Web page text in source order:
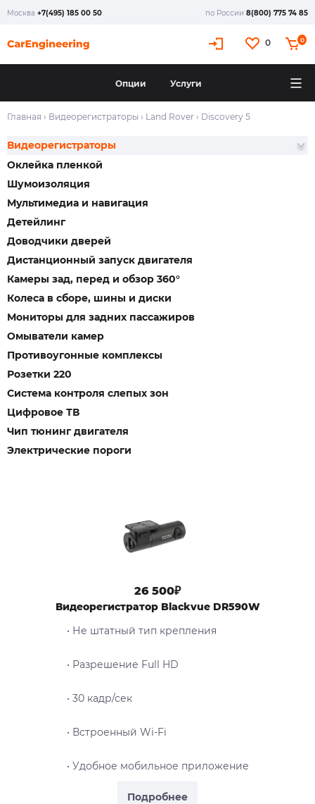
Москва +7(495) 185 00 50 по России 8(800) 775 74 85
0 0
Опции Услуги
Главная › Видеорегистраторы › Land Rover › Discovery 5
Оклейка пленкой
Шумоизоляция
Мультимедиа и навигация
Детейлинг
Доводчики дверей
Видеорегистраторы
Дистанционный запуск двигателя
Камеры зад, перед и обзор 360°
Колеса в сборе, шины и диски
Мониторы для задних пассажиров
Омыватели камер
Противоугонные комплексы
Розетки 220
Система контроля слепых зон
Цифровое ТВ
Чип тюнинг двигателя
Электрические пороги
Подробнее
26 500₽
Видеорегистратор Blackvue DR590W
• Не штатный тип крепления
• Разрешение Full HD
• 30 кадр/сек
• Встроенный Wi-Fi
• Удобное мобильное приложение